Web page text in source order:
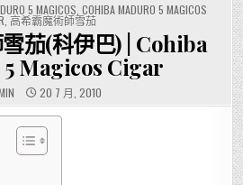
5 MAGICOS COHIBA MADURO 5 MAGICOS
高希霸魔術師雪茄
茄(科伊巴) | Cohiba
Magicos Cigar
20 7 月, 2010